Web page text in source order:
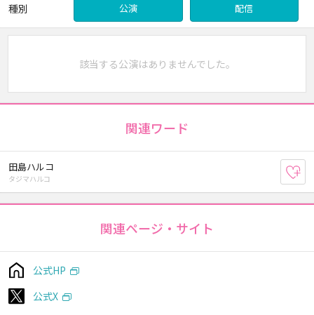
種別 公演 配信
該当する公演はありませんでした。
関連ワード
田島ハルコ
タジマハルコ
関連ページ・サイト
公式HP
公式X